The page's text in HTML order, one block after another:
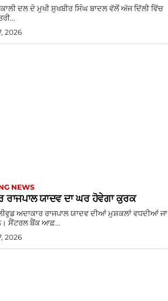
ਦਲ ਦੇ ਮੁਖੀ ਸੁਖਬੀਰ ਸਿੰਘ ਬਾਦਲ ਵੱਲੋਂ ਅੱਜ ਦਿੱਲੀ ਵਿੱਚ
2026
NEWS
ਰਾਜਪਾਲ ਯਾਦਵ ਦਾ ਘਰ ਹੋਵੇਗਾ ਕੁਰਕ
ਅਦਾਕਾਰ ਰਾਜਪਾਲ ਯਾਦਵ ਦੀਆਂ ਮੁਸ਼ਕਲਾਂ ਵਧਦੀਆਂ ਜਾ
ਸੈਂਟਰਲ ਬੈਂਕ ਆਫ਼...
2026